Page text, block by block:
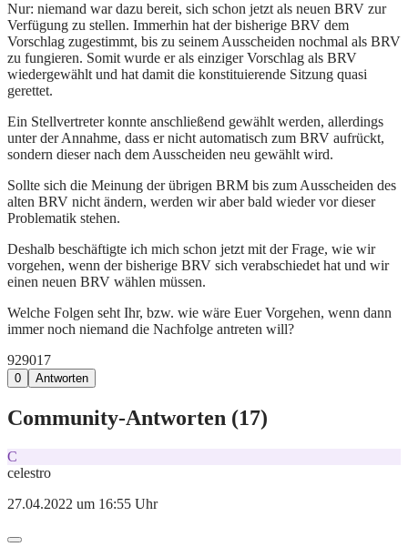
Nur: niemand war dazu bereit, sich schon jetzt als neuen BRV zur
Verfügung zu stellen. Immerhin hat der bisherige BRV dem
Vorschlag zugestimmt, bis zu seinem Ausscheiden nochmal als BRV
zu fungieren. Somit wurde er als einziger Vorschlag als BRV
wiedergewählt und hat damit die konstituierende Sitzung quasi
gerettet.
Ein Stellvertreter konnte anschließend gewählt werden, allerdings
unter der Annahme, dass er nicht automatisch zum BRV aufrückt,
sondern dieser nach dem Ausscheiden neu gewählt wird.
Sollte sich die Meinung der übrigen BRM bis zum Ausscheiden des
alten BRV nicht ändern, werden wir aber bald wieder vor dieser
Problematik stehen.
Deshalb beschäftigte ich mich schon jetzt mit der Frage, wie wir
vorgehen, wenn der bisherige BRV sich verabschiedet hat und wir
einen neuen BRV wählen müssen.
Welche Folgen seht Ihr, bzw. wie wäre Euer Vorgehen, wenn dann
immer noch niemand die Nachfolge antreten will?
929017
0 Antworten
Community-Antworten (17)
C
celestro
27.04.2022 um 16:55 Uhr